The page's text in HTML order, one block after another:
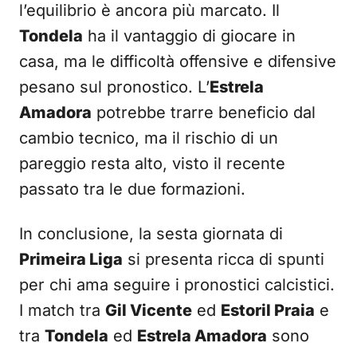
l’equilibrio è ancora più marcato. Il
Tondela ha il vantaggio di giocare in
casa, ma le difficoltà offensive e difensive
pesano sul pronostico. L’Estrela
Amadora potrebbe trarre beneficio dal
cambio tecnico, ma il rischio di un
pareggio resta alto, visto il recente
passato tra le due formazioni.
In conclusione, la sesta giornata di
Primeira Liga si presenta ricca di spunti
per chi ama seguire i pronostici calcistici.
I match tra Gil Vicente ed Estoril Praia e
tra Tondela ed Estrela Amadora sono